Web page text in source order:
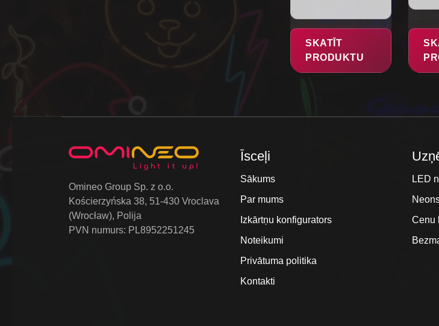
SKATĪT
PRODUKTU
Omineo Group Sp. z o.o.
Kościerzyńska 38, 51-430 Vroclava
(Wrocław), Polija
PVN numurs: PL8952251245
Īsceļi
Sākums
Par mums
Izkārtņu konfigurators
Noteikumi
Privātuma politika
Kontakti
LED
Cenu